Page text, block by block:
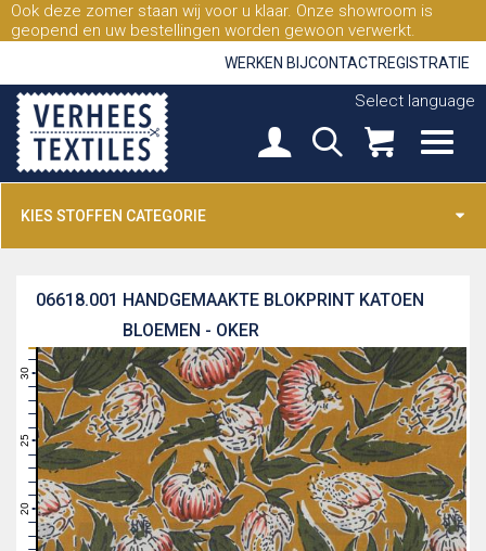
Ook deze zomer staan wij voor u klaar. Onze showroom is
geopend en uw bestellingen worden gewoon verwerkt.
WERKEN BIJCONTACTREGISTRATIE
Select language
KIES STOFFEN CATEGORIE
HANDGEMAAKTE BLOKPRINT KATOEN
BLOEMEN - OKER
06618.001
18
19
20
21
22
25
26
28
29
30
31